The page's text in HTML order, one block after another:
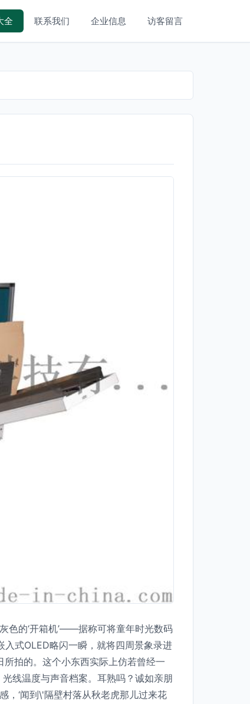
全 联系我们 企业信息 访客留言
色的‘开箱机’——据称可将童年时光数码
式OLED略闪一瞬，就将四周景象录进
拍的。这个小东西实际上仿若曾经一
线温度与声音档案。耳熟吗？诚如亲朋
，‘闻到\'隔壁村落从秋老虎那儿过来花